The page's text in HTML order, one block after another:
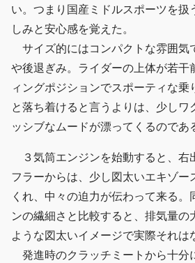
い。つまり国産ミドルスポーツを扱
しみと安心感を覚えた。
サイズ的にはコンパクトな雰囲気
や後退ぎみ。ライダーの上体が若干
ィングポジションでスポーティな乗
と落ち着けると言うよりは、少しワ
ッシブなムードが漂ってくるのであ
３気筒エンジンを始動すると、右
フラーからは、少し図太いエキゾー
くれ、中々の迫力が伝わって来る。
ンの繊細さと比較すると、排気量の
ような図太いイメージで実際それは
発進時のクラッチミートから十分